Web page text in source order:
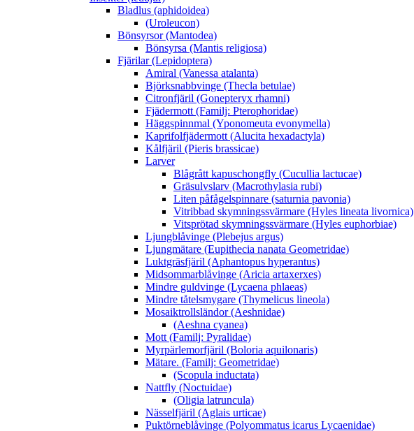
Bladlus (aphidoidea)
(Uroleucon)
Bönsyrsor (Mantodea)
Bönsyrsa (Mantis religiosa)
Fjärilar (Lepidoptera)
Amiral (Vanessa atalanta)
Björksnabbvinge (Thecla betulae)
Citronfjäril (Gonepteryx rhamni)
Fjädermott (Familj: Pterophoridae)
Häggspinnmal (Yponomeuta evonymella)
Kaprifolfjädermott (Alucita hexadactyla)
Kålfjäril (Pieris brassicae)
Larver
Blågrått kapuschongfly (Cucullia lactucae)
Gräsulvslarv (Macrothylasia rubi)
Liten påfågelspinnare (saturnia pavonia)
Vitribbad skymningssvärmare (Hyles lineata livornica)
Vitsprötad skymningssvärmare (Hyles euphorbiae)
Ljungblåvinge (Plebejus argus)
Ljungmätare (Eupithecia nanata Geometridae)
Luktgräsfjäril (Aphantopus hyperantus)
Midsommarblåvinge (Aricia artaxerxes)
Mindre guldvinge (Lycaena phlaeas)
Mindre tåtelsmygare (Thymelicus lineola)
Mosaiktrollsländor (Aeshnidae)
(Aeshna cyanea)
Mott (Familj: Pyralidae)
Myrpärlemorfjäril (Boloria aquilonaris)
Mätare. (Familj: Geometridae)
(Scopula inductata)
Nattfly (Noctuidae)
(Oligia latruncula)
Nässelfjäril (Aglais urticae)
Puktörneblåvinge (Polyommatus icarus Lycaenidae)